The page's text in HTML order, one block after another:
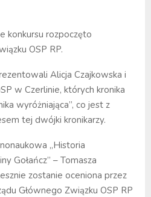
konkursu rozpoczęto
OSP RP.
Alicja Czajkowska i
w Czerlinie, których kronika
wyróżniająca”, co jest z
tej dwójki kronikarzy.
„Historia
Gołańcz” – Tomasza
zostanie oceniona przez
Głównego Związku OSP RP